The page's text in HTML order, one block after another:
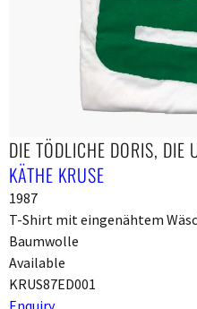
DIE TÖDLICHE DORIS, DIE
KÄTHE KRUSE
1987
T-Shirt mit eingenähtem
Baumwolle
Available
KRUS87ED001
Enquiry